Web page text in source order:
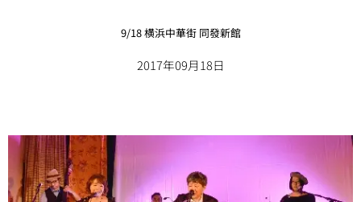
9/18 横浜中華街 同發新館
2017年09月18日